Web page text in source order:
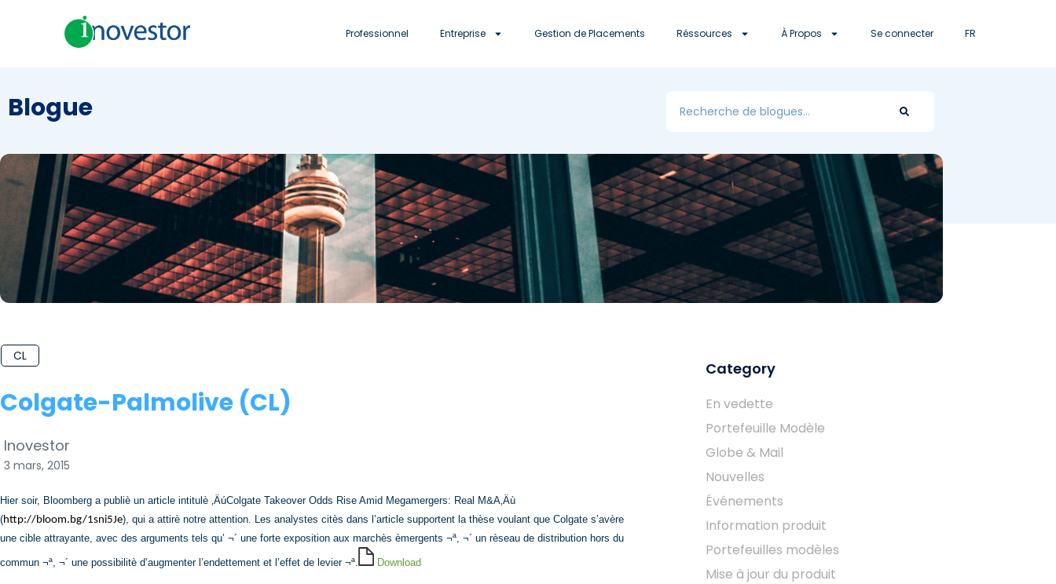
Professionnel Entreprise Gestion de Placements Réssources À Propos Se connecter FR
Blogue
CL
Colgate-Palmolive (CL)
Inovestor
3 mars, 2015
Hier soir, Bloomberg a publiè un article intitulè ‚ÄúColgate Takeover Odds Rise Amid Megamergers: Real M&A‚Äù
(http://bloom.bg/1sni5Je), qui a attirè notre attention. Les analystes citès dans l’article supportent la thèse voulant que Colgate s’avère
une cible attrayante, avec des arguments tels qu’ ¬´ une forte exposition aux marchès èmergents ¬ª, ¬´ un rèseau de distribution hors du
commun ¬ª, ¬´ une possibilitè d’augmenter l’endettement et l’effet de levier ¬ª. Download
Category
En vedette
Portefeuille Modèle
Globe & Mail
Nouvelles
Événements
Information produit
Portefeuilles modèles
Mise à jour du produit